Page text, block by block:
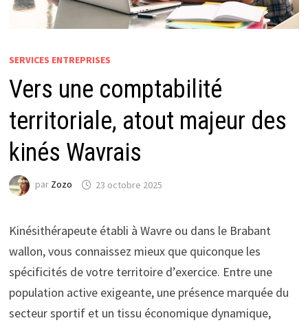
SERVICES ENTREPRISES
Vers une comptabilité
territoriale, atout majeur des
kinés Wavrais
par Zozo 23 octobre 2025
Kinésithérapeute établi à Wavre ou dans le Brabant
wallon, vous connaissez mieux que quiconque les
spécificités de votre territoire d’exercice. Entre une
population active exigeante, une présence marquée du
secteur sportif et un tissu économique dynamique,